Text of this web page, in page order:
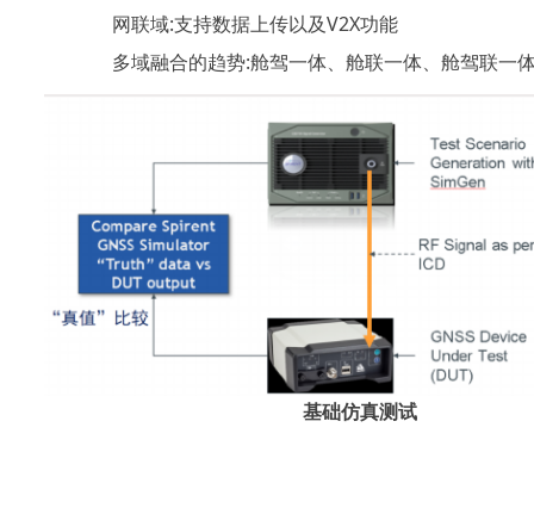
网联域:支持数据上传以及V2X功能
多域融合的趋势:舱驾一体、舱联一体、舱驾联一
基础仿真测试